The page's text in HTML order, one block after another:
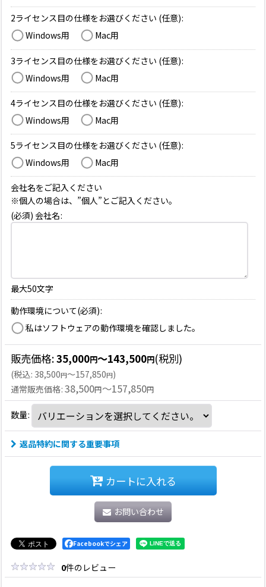
2ライセンス目の仕様をお選びください (任意):
Windows用
Mac用
3ライセンス目の仕様をお選びください (任意):
Windows用
Mac用
4ライセンス目の仕様をお選びください (任意):
Windows用
Mac用
5ライセンス目の仕様をお選びください (任意):
Windows用
Mac用
会社名をご記入ください
※個人の場合は、”個人”とご記入ください。
(必須) 会社名:
最大50文字
動作環境について(必須):
私はソフトウェアの動作環境を確認しました。
販売価格:35,000円～143,500円(税別)
(税込: 38,500円～157,850円)
通常販売価格: 38,500円～157,850円
数量:
返品特約に関する重要事項
カートに入れる
お問い合わせ
Facebookでシェア
0件のレビュー